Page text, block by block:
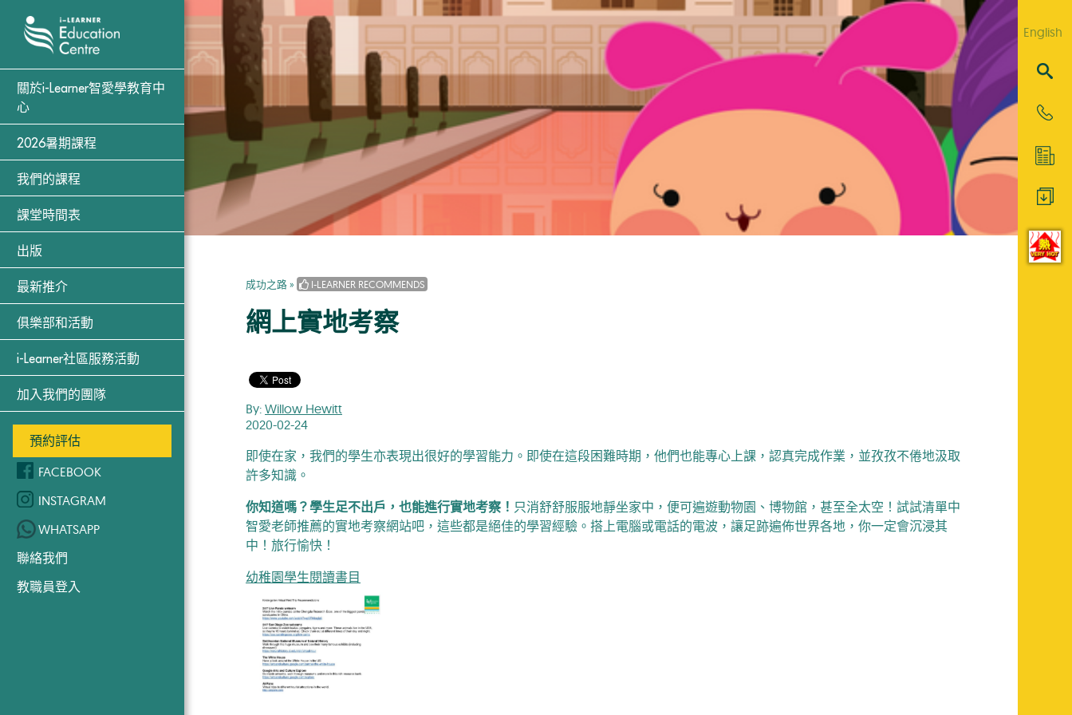
關於i-Learner智愛學教育中
心
2026暑期課程
我們的課程
課堂時間表
出版
最新推介
俱樂部和活動
i-Learner社區服務活動
加入我們的團隊
預約評估
FACEBOOK
INSTAGRAM
WHATSAPP
聯絡我們
教職員登入
成功之路» I-LEARNER RECOMMENDS
網上實地考察
By: Willow Hewitt
2020-02-24
即使在家，我們的學生亦表現出很好的學習能力。 即使在這段困難時期，他們也能專心上課，認真完成作業， 並孜孜不倦地汲取
許多知識。
你知道嗎？學生足不出戶，也能進行實地考察！ 只消舒舒服服地靜坐家中，便可遍遊動物園、博物館，甚至全太空！ 試試清單中
智愛老師推薦的實地考察網站吧， 這些都是絕佳的學習經驗。搭上電腦或電話的電波， 讓足跡遍佈世界各地，你一定會沉浸其
中！旅行愉快！
幼稚園學生閱讀書目
English